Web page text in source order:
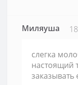
Миляуша
слегка
настоящий
заказывать